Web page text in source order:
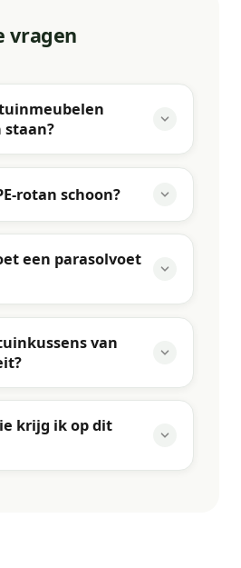
vragen
rotan schoon?
een parasolvoet
van
krijg ik op dit